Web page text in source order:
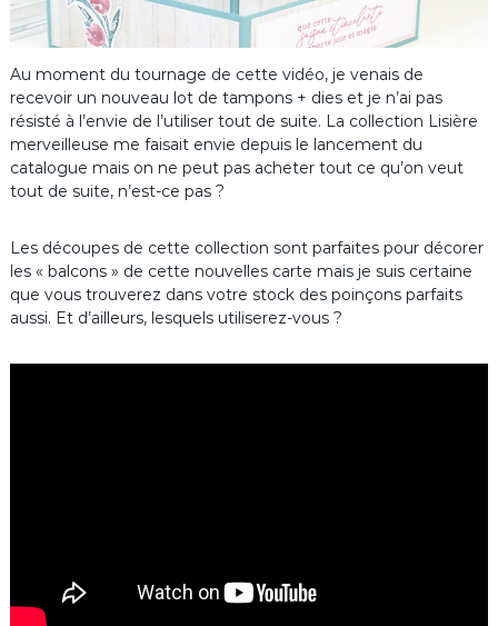
Au moment du tournage de cette vidéo, je venais de
recevoir un nouveau lot de tampons + dies et je n’ai pas
résisté à l’envie de l’utiliser tout de suite. La collection Lisière
merveilleuse me faisait envie depuis le lancement du
catalogue mais on ne peut pas acheter tout ce qu’on veut
tout de suite, n’est-ce pas ?
Les découpes de cette collection sont parfaites pour décorer
les « balcons » de cette nouvelles carte mais je suis certaine
que vous trouverez dans votre stock des poinçons parfaits
aussi. Et d’ailleurs, lesquels utiliserez-vous ?